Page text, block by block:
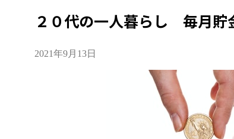
２０代の一人暮らし 毎月貯
2021年9月13日